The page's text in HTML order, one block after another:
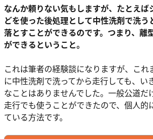
なんか頼りない気もしますが、たとえば
どを使った後処理として中性洗剤で洗う
落とすことができるのです。つまり、離
ができるということ。
これは筆者の経験談になりますが、こ
に中性洗剤で洗ってから走行しても、い
なことはありませんでした。一般公道だ
走行でも使うことができたので、個人的
ている方法です。